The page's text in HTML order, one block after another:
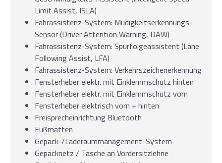
Limit Assist, ISLA)
Fahrassistenz-System: Müdigkeitserkennungs-
Sensor (Driver Attention Warning, DAW)
Fahrassistenz-System: Spurfolgeassistent (Lane
Following Assist, LFA)
Fahrassistenz-System: Verkehrszeichenerkennung
Fensterheber elektr. mit Einklemmschutz hinten
Fensterheber elektr. mit Einklemmschutz vorn
Fensterheber elektrisch vorn + hinten
Freisprecheinrichtung Bluetooth
Fußmatten
Gepäck-/Laderaummanagement-System
Gepäcknetz / Tasche an Vordersitzlehne